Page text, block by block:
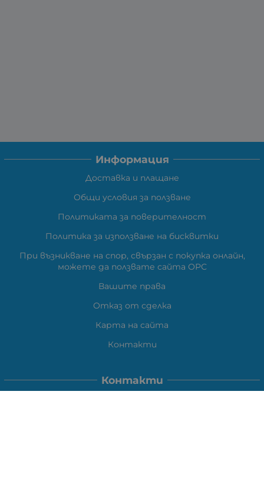
Информация
Доставка и плащане
Общи условия за ползване
Политиката за поверителност
Политика за използване на бисквитки
При възникване на спор, свързан с покупка онлайн,
можете да ползвате сайта ОРС
Вашите права
Отказ от сделка
Карта на сайта
Контакти
Контакти